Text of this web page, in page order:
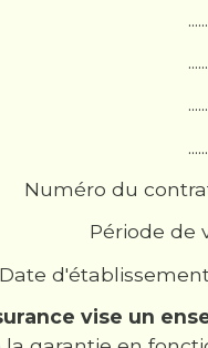
Numéro du contrat
Période de
Date d'établissement
vise un